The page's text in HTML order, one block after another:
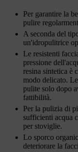
Per garantire la
pulire
A seconda del
un'idropulitrice
Le resistenti
pressione
resina sintetica è
modo delicato.
pulite solo dopo
fattibilità.
Per la pulizia di
sufficienti acqua
per stoviglie.
Lo sporco
deteriorare la